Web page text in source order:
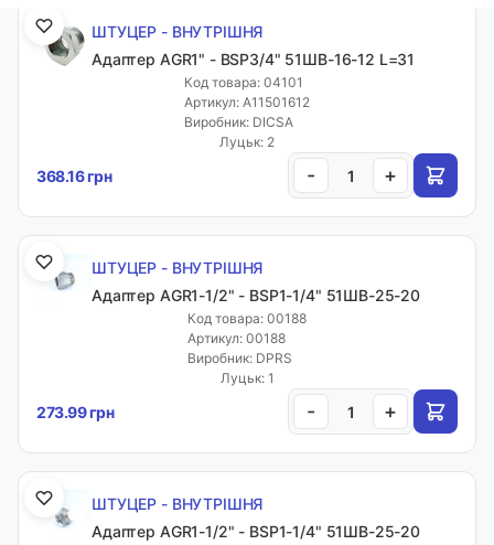
ШТУЦЕР - ВНУТРІШНЯ
Адаптер AGR1" - BSP3/4" 51ШВ-16-12 L=31
Код товара: 04101
Артикул: A11501612
Виробник: DICSA
Луцьк: 2
368.16 грн - +
ШТУЦЕР - ВНУТРІШНЯ
Адаптер AGR1-1/2" - BSP1-1/4" 51ШВ-25-20
Код товара: 00188
Артикул: 00188
Виробник: DPRS
Луцьк: 1
273.99 грн - +
ШТУЦЕР - ВНУТРІШНЯ
Адаптер AGR1-1/2" - BSP1-1/4" 51ШВ-25-20